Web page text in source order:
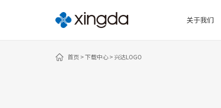
关于我们
首页 下载中心 兴达LOGO